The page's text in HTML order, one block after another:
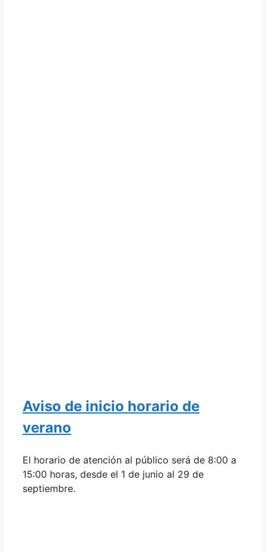
Aviso de inicio horario de
verano
El horario de atención al público será de 8:00 a
15:00 horas, desde el 1 de junio al 29 de
septiembre.